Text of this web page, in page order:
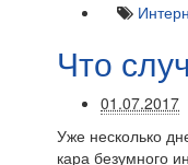
Что
01.07.2017
Уже несколько
кара безумного